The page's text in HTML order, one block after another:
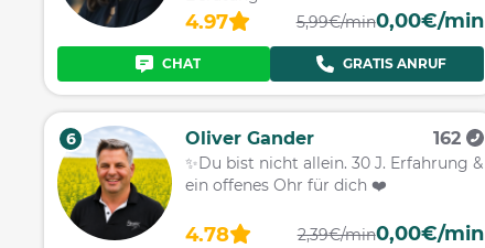
4.97 5,99€/min0,00€/min
CHAT GRATIS ANRUF
6 Oliver Gander 162
✨Du bist nicht allein. 30 J. Erfahrung &
ein offenes Ohr für dich ❤️
4.78 2,39€/min0,00€/min